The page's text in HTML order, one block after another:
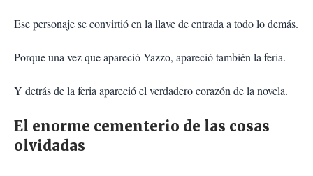
Ese personaje se convirtió en la llave de entrada a todo lo demás.
Porque una vez que apareció Yazzo, apareció también la feria.
Y detrás de la feria apareció el verdadero corazón de la novela.
El enorme cementerio de las cosas
olvidadas